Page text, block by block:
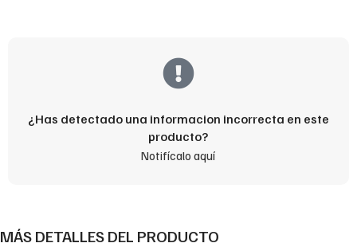
¿Has detectado una informacion incorrecta en este
producto?
Notifícalo aquí
MÁS DETALLES DEL PRODUCTO